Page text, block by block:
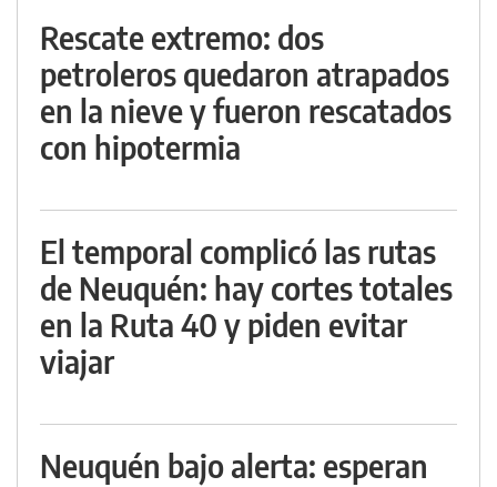
Rescate extremo: dos
petroleros quedaron atrapados
en la nieve y fueron rescatados
con hipotermia
El temporal complicó las rutas
de Neuquén: hay cortes totales
en la Ruta 40 y piden evitar
viajar
Neuquén bajo alerta: esperan